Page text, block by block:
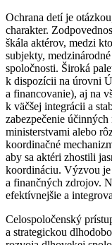
Ochrana detí je
charakter.
škála aktérov, medzi
subjekty,
spoločnosti. Široká
k dispozícii na úrovni
a financovanie), aj na
k väčšej integrácii a
zabezpečenie
ministerstvami alebo
koordinačné
aby sa aktéri zhostili
koordináciu. Výzvou
a finančných zdrojov.
efektívnejšie a
Celospoločenský
a strategickou